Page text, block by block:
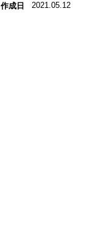
作成日 2021.05.12